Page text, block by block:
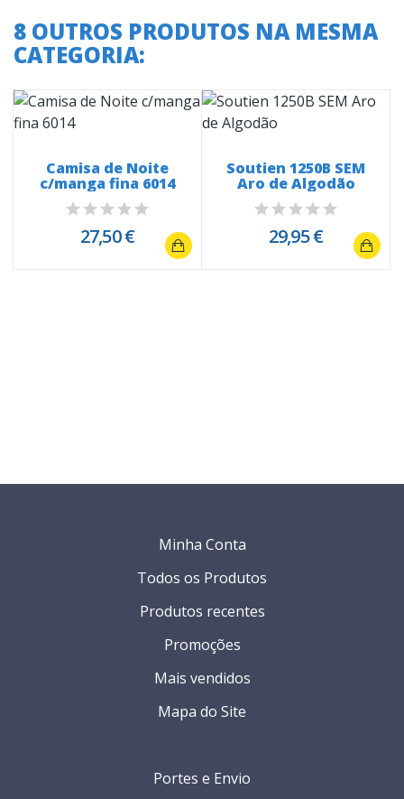
8 OUTROS PRODUTOS NA MESMA
CATEGORIA:
Camisa de Noite
c/manga fina 6014
27,50 €
Soutien 1250B SEM
Aro de Algodão
29,95 €
Portes e Envio
Minha Conta
Todos os Produtos
Produtos recentes
Promoções
Mais vendidos
Mapa do Site